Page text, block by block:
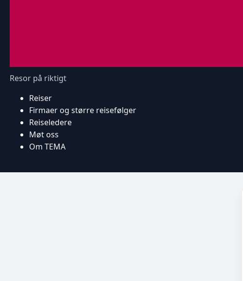
Resor på riktigt
Reiser
Firmaer og større reisefølger
Reiseledere
Møt oss
Om TEMA